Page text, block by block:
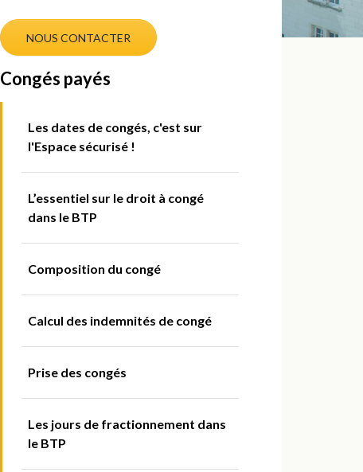
NOUS CONTACTER
Congés payés
Les dates de congés, c'est sur
l'Espace sécurisé !
L’essentiel sur le droit à congé
dans le BTP
Composition du congé
Calcul des indemnités de congé
Prise des congés
Les jours de fractionnement dans
le BTP